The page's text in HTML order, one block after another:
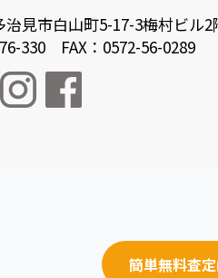
治見市白山町5-17-3梅村ビル2
330 FAX：0572-56-0289
簡単無料査